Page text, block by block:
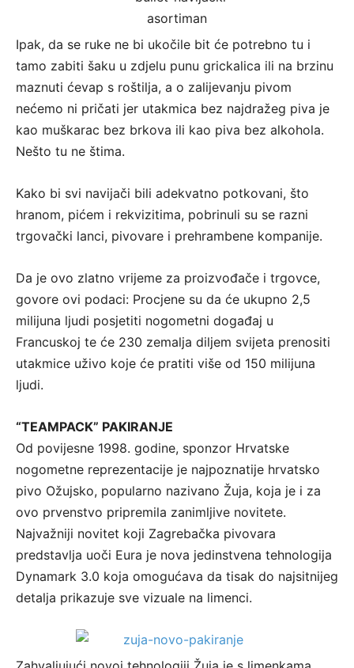
Ipak, da se ruke ne bi ukočile bit će potrebno tu i
tamo zabiti šaku u zdjelu punu grickalica ili na brzinu
maznuti ćevap s roštilja, a o zalijevanju pivom
nećemo ni pričati jer utakmica bez najdražeg piva je
kao muškarac bez brkova ili kao piva bez alkohola.
Nešto tu ne štima.
Kako bi svi navijači bili adekvatno potkovani, što
hranom, pićem i rekvizitima, pobrinuli su se razni
trgovački lanci, pivovare i prehrambene kompanije.
Da je ovo zlatno vrijeme za proizvođače i trgovce,
govore ovi podaci: Procjene su da će ukupno 2,5
milijuna ljudi posjetiti nogometni događaj u
Francuskoj te će 230 zemalja diljem svijeta prenositi
utakmice uživo koje će pratiti više od 150 milijuna
ljudi.
“TEAMPACK” PAKIRANJE
Od povijesne 1998. godine, sponzor Hrvatske
nogometne reprezentacije je najpoznatije hrvatsko
pivo Ožujsko, popularno nazivano Žuja, koja je i za
ovo prvenstvo pripremila zanimljive novitete.
Najvažniji novitet koji Zagrebačka pivovara
predstavlja uoči Eura je nova jedinstvena tehnologija
Dynamark 3.0 koja omogućava da tisak do najsitnijeg
detalja prikazuje sve vizuale na limenci.